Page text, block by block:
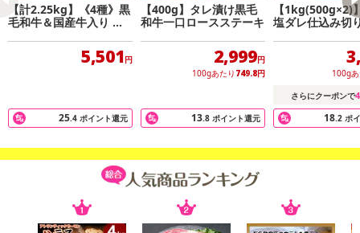
【計2.25kg】《4種》黒
毛和牛＆国産牛入り メ
ガ盛り肉の福袋 焼肉＆
ハンバーグ＆メンチカツ
5,501 円
25.4 ポイント還元
【400g】タレ漬け黒毛
和牛一口ロースステーキ
2,999円
100gあたり 749.8円
13.8 ポイント還元
【1kg(500g×2)
塩ダレ仕込み切
100g
さらにクーポンで
18.2 ポ